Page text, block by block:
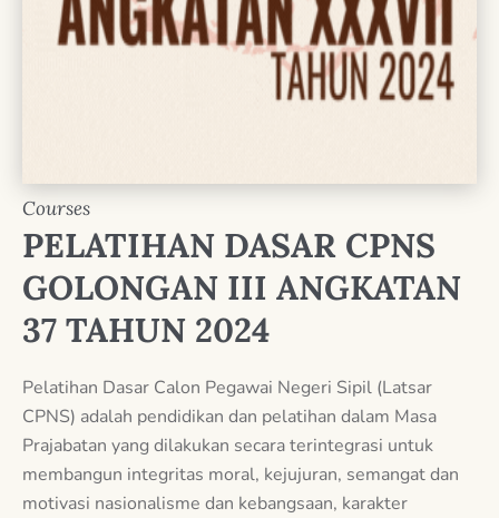
Courses
PELATIHAN DASAR CPNS
GOLONGAN III ANGKATAN
37 TAHUN 2024
Pelatihan Dasar Calon Pegawai Negeri Sipil (Latsar
CPNS) adalah pendidikan dan pelatihan dalam Masa
Prajabatan yang dilakukan secara terintegrasi untuk
membangun integritas moral, kejujuran, semangat dan
motivasi nasionalisme dan kebangsaan, karakter